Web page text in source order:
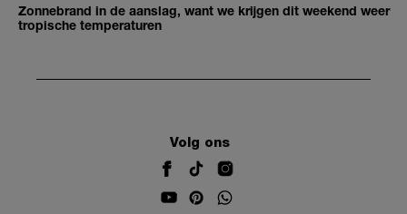
Zonnebrand in de aanslag, want we krijgen dit weekend weer
tropische temperaturen
Volg ons